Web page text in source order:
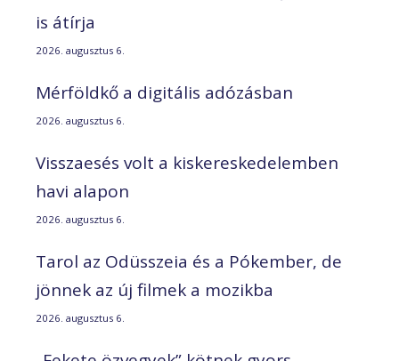
is átírja
2026. augusztus 6.
Mérföldkő a digitális adózásban
2026. augusztus 6.
Visszaesés volt a kiskereskedelemben
havi alapon
2026. augusztus 6.
Tarol az Odüsszeia és a Pókember, de
jönnek az új filmek a mozikba
2026. augusztus 6.